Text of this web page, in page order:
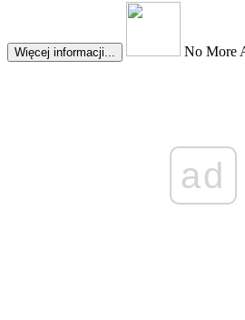
Więcej informacji... No More
ad